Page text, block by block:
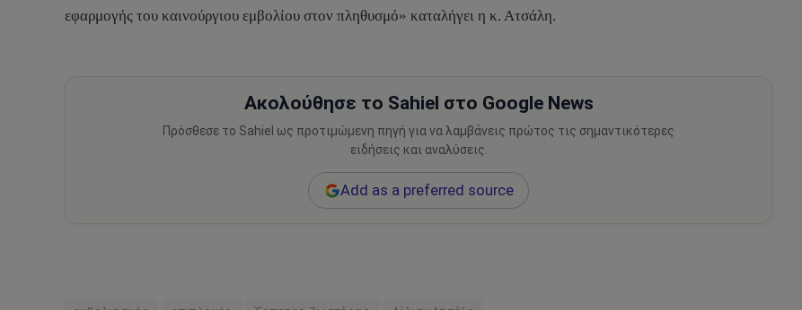
εφαρμογής του καινούργιου εμβολίου στον πληθυσμό» καταλήγει η κ. Ατσάλη.
Ακολούθησε το Sahiel στο Google News
Πρόσθεσε το Sahiel ως προτιμώμενη πηγή για να λαμβάνεις πρώτος τις σημαντικότερες
ειδήσεις και αναλύσεις.
Add as a preferred source